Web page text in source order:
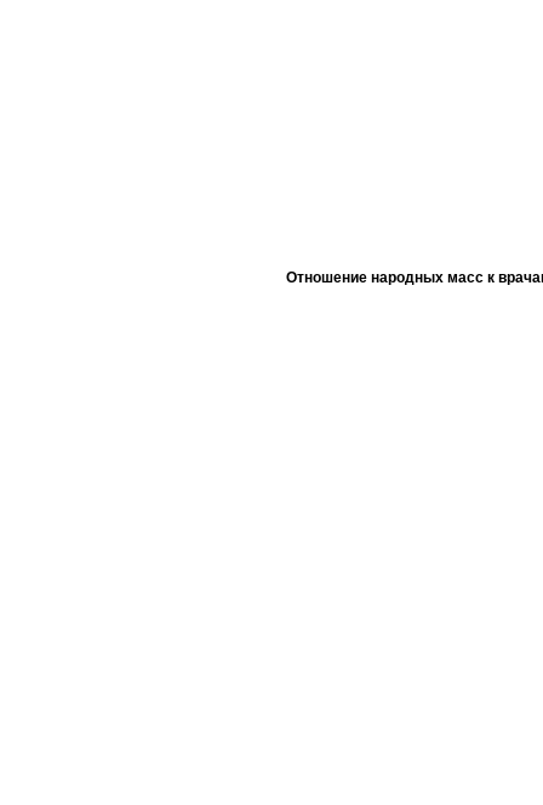
Отношение народных масс к